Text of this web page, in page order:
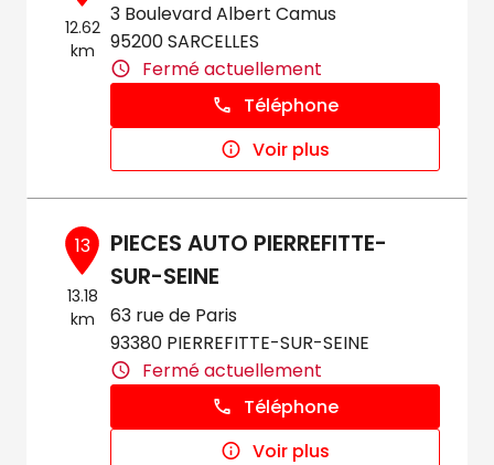
12.62
km
3 Boulevard Albert Camus
95200 SARCELLES
Fermé actuellement
Téléphone
Voir plus
13
13.18
km
PIECES AUTO PIERREFITTE-
SUR-SEINE
63 rue de Paris
93380 PIERREFITTE-SUR-SEINE
Fermé actuellement
Téléphone
Voir plus